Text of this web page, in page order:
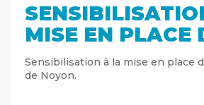
MISE EN PLACE
Sensibilisation à la mise en place
de Noyon.